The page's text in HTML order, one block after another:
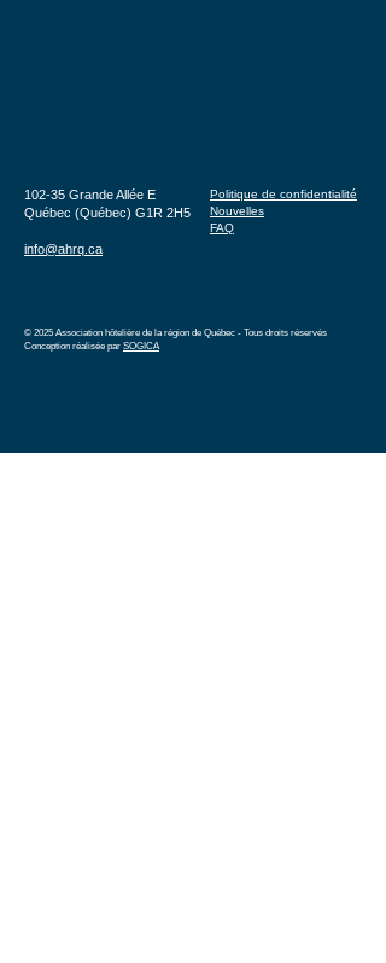
Politique de confidentialité
Nouvelles
FAQ
102-35 Grande Allée E
Québec (Québec) G1R 2H5
info@ahrq.ca
© 2025 Association hôtelière de la région de Québec - Tous droits réservés
Conception réalisée par SOGICA